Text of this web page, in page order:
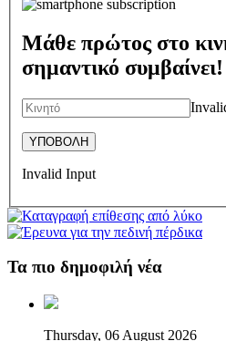
Μάθε πρώτος στο
σημαντικό συμβαίνει!
Invalid Input
Τα πιο δημοφιλή νέα
Thursday, 06 August 2026